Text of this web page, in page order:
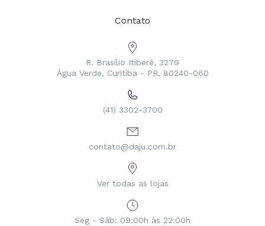
Contato
R. Brasílio Itiberê, 3279
Água Verde, Curitiba - PR, 80240-060
(41) 3302-3700
contato@daju.com.br
Ver todas as lojas
Seg - Sáb: 09:00h às 22:00h